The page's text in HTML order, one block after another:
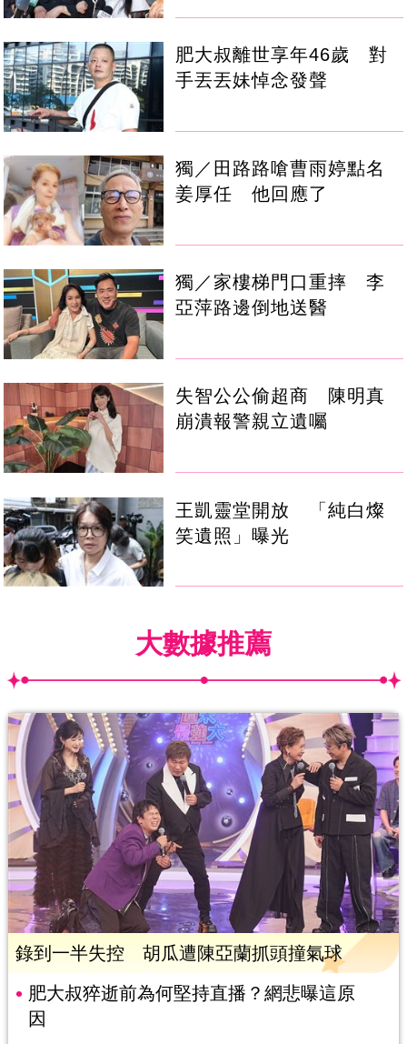
肥大叔離世享年46歲 對
手丟丟妹悼念發聲
獨／田路路嗆曹雨婷點名
姜厚任 他回應了
獨／家樓梯門口重摔 李
亞萍路邊倒地送醫
失智公公偷超商 陳明真
崩潰報警親立遺囑
王凱靈堂開放 「純白燦
笑遺照」曝光
大數據推薦
錄到一半失控 胡瓜遭陳亞蘭抓頭撞氣球
肥大叔猝逝前為何堅持直播？網悲曝這原
因